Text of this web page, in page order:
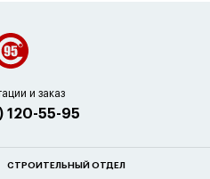
и заказ
120-55-95
СТРОИТЕЛЬНЫЙ ОТДЕЛ